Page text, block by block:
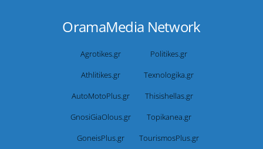
OramaMedia Network
Agrotikes.gr
Politikes.gr
Athlitikes.gr
Texnologika.gr
AutoMotoPlus.gr
Thisishellas.gr
GnosiGiaOlous.gr
Topikanea.gr
GoneisPlus.gr
TourismosPlus.gr